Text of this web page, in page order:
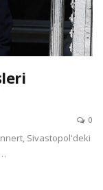
0
Sivastopol'deki